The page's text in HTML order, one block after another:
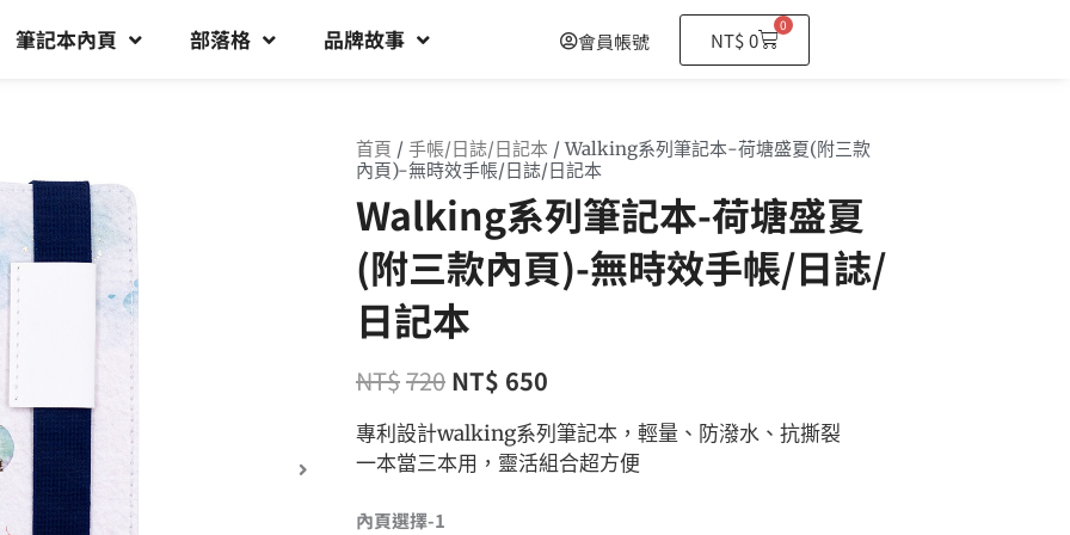
筆記本內頁 部落格 品牌故事 會員帳號 NT$0
0
購
物
首頁 / 手帳/日誌/日記本 / Walking系列筆記本-荷塘盛夏(附三款
內頁)-無時效手帳/日誌/日記本
Walking系列筆記本-荷塘盛夏
(附三款內頁)-無時效手帳/日誌/
日記本
NT$720 NT$ 650
專利設計walking系列筆記本，輕量、防潑水、抗撕裂
一本當三本用，靈活組合超方便
內頁選擇-1